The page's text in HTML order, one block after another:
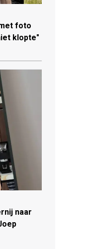
foto
klopte"
naar